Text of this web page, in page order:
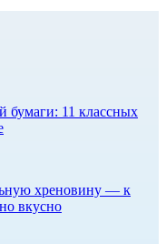
бумаги: 11 классных
хреновину — к
вкусно